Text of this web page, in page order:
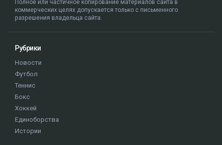
Полное или частичное копирование материалов сайта в
коммерческих целях допускается только с письменного
разрешения владельца сайта.
Рубрики
Новости
Футбол
Теннис
Бокс
Хоккей
Единоборства
Истории